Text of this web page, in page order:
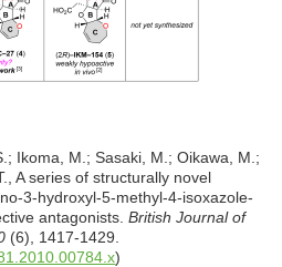
Ikoma, M.; Sasaki, M.; Oikawa, M.;
A series of structurally novel
3-hydroxyl-5-methyl-4-isoxazole-
antagonists.British Journal of
(6), 1417-1429.
)